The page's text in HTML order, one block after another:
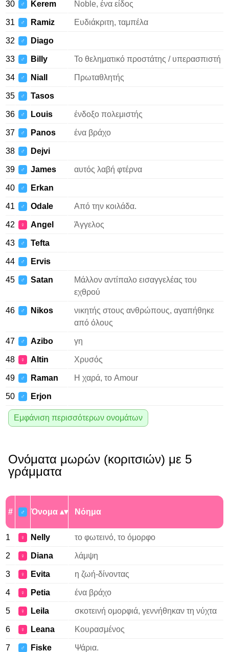
30 ♂ Kerem Noble, ένα είδος
31 ♂ Ramiz Ευδιάκριτη, ταμπέλα
32 ♂ Diago
33 ♂ Billy Το θεληματικό προστάτης / υπερασπιστή
34 ♂ Niall Πρωταθλητής
35 ♂ Tasos
36 ♂ Louis ένδοξο πολεμιστής
37 ♂ Panos ένα βράχο
38 ♂ Dejvi
39 ♂ James αυτός λαβή φτέρνα
40 ♂ Erkan
41 ♂ Odale Από την κοιλάδα.
42 ♀ Angel Άγγελος
43 ♂ Tefta
44 ♂ Ervis
45 ♂ Satan
Μάλλον αντίπαλο εισαγγελέας του
εχθρού
46 ♂ Nikos
νικητής στους ανθρώπους, αγαπήθηκε
από όλους
47 ♂ Azibo γη
48 ♀ Altin Χρυσός
49 ♂ Raman Η χαρά, το Amour
50 ♂ Erjon
Εμφάνιση περισσότερων ονομάτων
Ονόματα μωρών (κοριτσιών) με 5
γράμματα
# ♂ Όνομα Νόημα
1 ♀ Nelly το φωτεινό, το όμορφο
2 ♀ Diana λάμψη
3 ♀ Evita η ζωή-δίνοντας
4 ♀ Petia ένα βράχο
5 ♀ Leila σκοτεινή ομορφιά, γεννήθηκαν τη νύχτα
6 ♀ Leana Κουρασμένος
7 ♂ Fiske Ψάρια.